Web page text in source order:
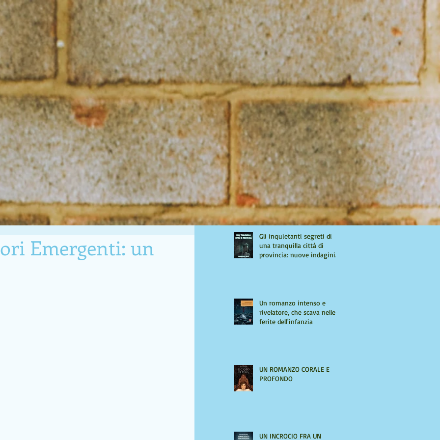
EDITING E SERVIZI EDITORIALI
LA LAMPADA DI ALADINO
PER AUTORI COSA OFFRO RADIO AUTORI EMERGENTI
CORREZIONE DI BOZZE/EDITING/MENTORING CHI SONO
Emergenti: un
Gli inquietanti segreti di
una tranquilla città di
provincia: nuove indagini
Un romanzo intenso e
rivelatore, che scava nelle
ferite dell'infanzia
UN ROMANZO CORALE E
PROFONDO
UN INCROCIO FRA UN